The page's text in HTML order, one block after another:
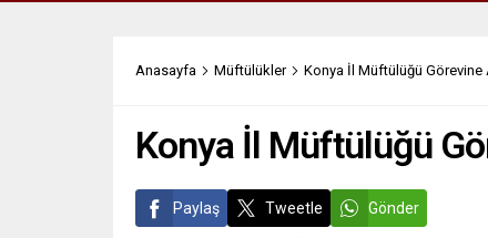
Anasayfa Müftülükler Konya İl Müftülüğü Görevine
Konya İl Müftülüğü
Paylaş Tweetle Gönder